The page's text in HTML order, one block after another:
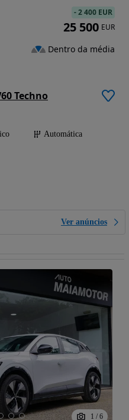
Techno
Automática
Ver anúncios
-2 400 EUR
25 500 EUR
Dentro da média
1 / 6